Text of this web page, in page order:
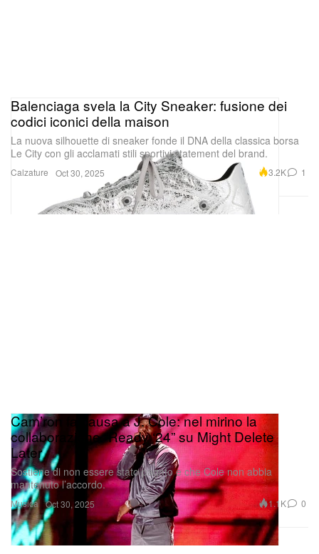
Calzature
Balenciaga svela la City Sneaker: fusione dei
codici iconici della maison
La nuova silhouette di sneaker fonde il DNA della classica borsa
Le City con gli acclamati stili sportivi statement del brand.
Oct 30, 2025 3.2K 1
Musica
Cam’ron fa causa a J. Cole: nel mirino la
collaborazione “Ready ‘24” su Might Delete
Later
Sostiene di non essere stato pagato e che Cole non abbia
mantenuto l’accordo.
Oct 30, 2025 1.1K 0